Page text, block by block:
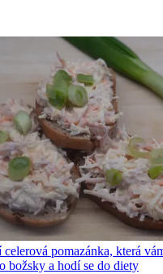
pomazánka, která
božsky a hodí se do diety